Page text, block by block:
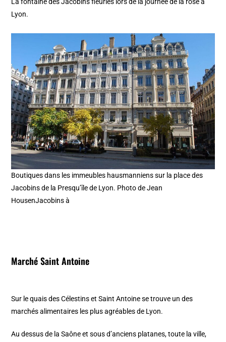
La fontaine des Jacobins fleuries lors de la journée de la rose à
Lyon.
Boutiques dans les immeubles hausmanniens sur la place des
Jacobins de la Presqu’île de Lyon. Photo de Jean
HousenJacobins à
Marché Saint Antoine
Sur le quais des Célestins et Saint Antoine se trouve un des
marchés alimentaires les plus agréables de Lyon.
Au dessus de la Saône et sous d’anciens platanes, toute la ville,